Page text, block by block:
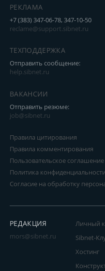
РЕКЛАМА
+7 (383) 347-06-78, 347-10-50
reclame@support.sibnet.ru
ТЕХПОДДЕРЖКА
Отправить сообщение:
help.sibnet.ru
ВАКАНСИИ
Отправить резюме:
job@sibnet.ru
Правила цитирования
Правила комментирования
Пользовательское соглашение
Политика конфиденциальности
Согласие на обработку
РЕДАКЦИЯ
mors@sibnet.ru
Личный
Sibnet-
Хостинг